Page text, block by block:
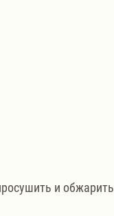
и обжарить